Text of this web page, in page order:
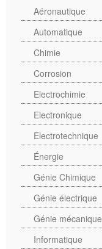
Aéronautique
Automatique
Chimie
Corrosion
Electrochimie
Electronique
Electrotechnique
Énergie
Génie Chimique
Génie électrique
Génie mécanique
Informatique